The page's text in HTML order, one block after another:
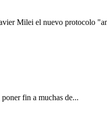
Milei el nuevo protocolo
fin a muchas de...